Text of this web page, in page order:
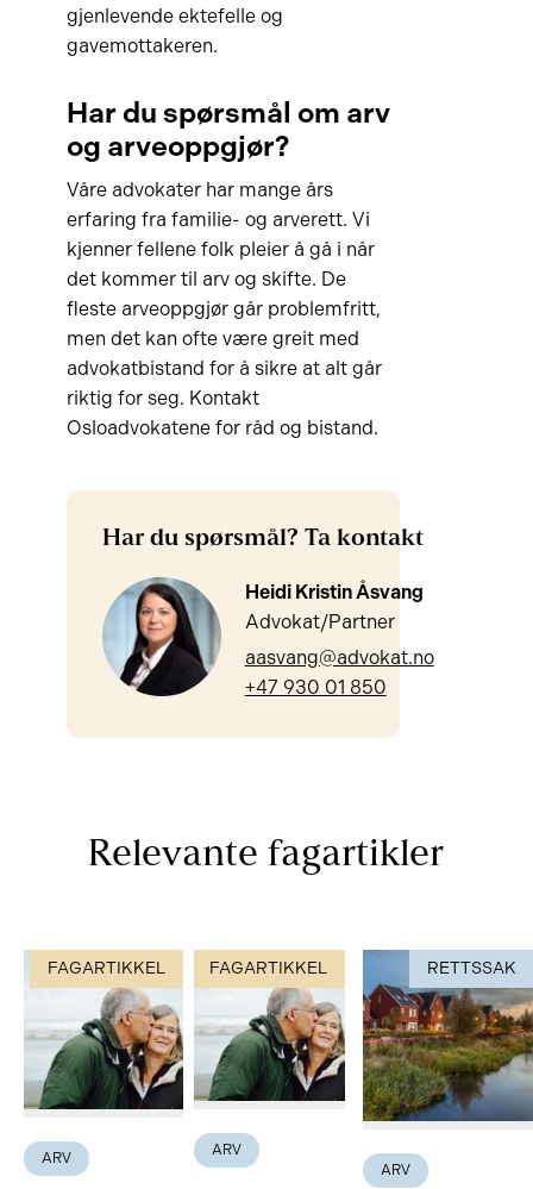
gjenlevende ektefelle og
gavemottakeren.
Har du spørsmål om arv
og arveoppgjør?
Våre advokater har mange års
erfaring fra familie- og arverett. Vi
kjenner fellene folk pleier å gå i når
det kommer til arv og skifte. De
fleste arveoppgjør går problemfritt,
men det kan ofte være greit med
advokatbistand for å sikre at alt går
riktig for seg. Kontakt
Osloadvokatene for råd og bistand.
Har du spørsmål? Ta kontakt
Heidi Kristin Åsvang
Advokat/Partner
aasvang@advokat.no
+47 930 01 850
Relevante fagartikler
FAGARTIKKEL
ARV
FAGARTIKKEL
ARV
RETTSSAK
ARV